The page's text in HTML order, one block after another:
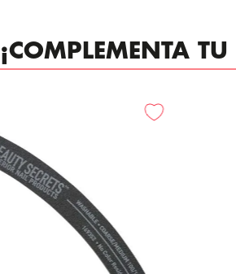
¡COMPLEMENTA